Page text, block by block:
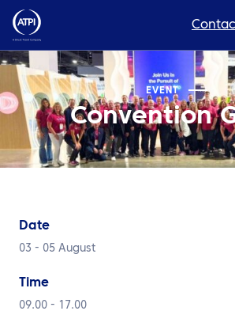
L’expertise
Ressources
A propos de nous
Développement durable
Rechercher
EVENT
Convention
Date
03 - 05 August
Time
09.00 - 17.00